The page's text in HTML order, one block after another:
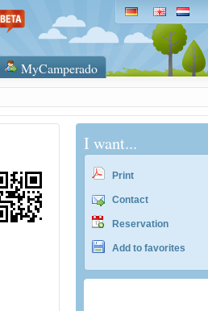
MyCamperado
I want...
Print
Contact
Reservation
Add to favorites